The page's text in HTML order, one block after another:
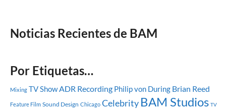
Noticias Recientes de BAM
Por Etiquetas…
Mixing TV ShowADR Recording Philip von During Brian Reed
Feature Film Sound Design Chicago Celebrity BAM Studios TV